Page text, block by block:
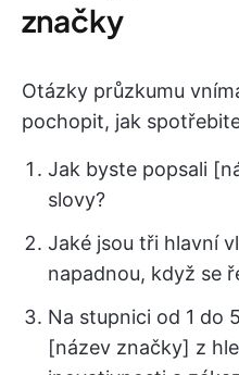
značky
Otázky průzkumu
pochopit, jak
Jak byste popsali
slovy?
Jaké jsou tři hlavní
napadnou, když se
Na stupnici od 1 do
[název značky] z